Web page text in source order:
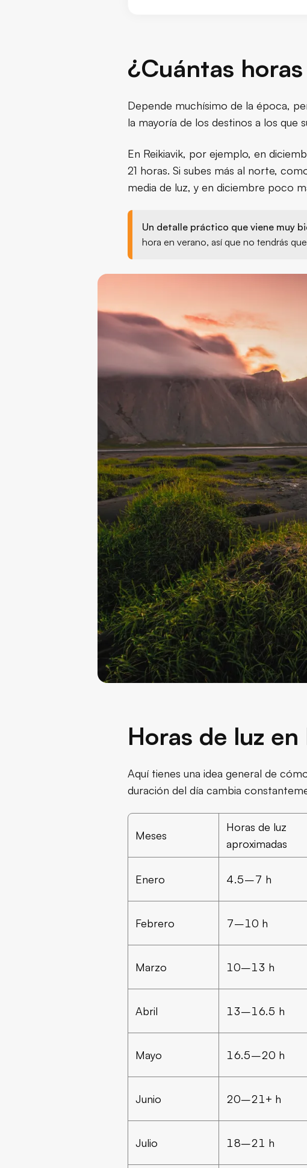
¿Cuántas
Depende muchísimo de la época,
la mayoría de los destinos a los que
En Reikiavik, por ejemplo, en
21 horas. Si subes más al norte,
media de luz, y en diciembre poco
Un detalle práctico que viene muy
hora en verano, así que no tendrás
Horas de luz
Aquí tienes una idea general de
duración del día cambia
Meses
Horas de luz
aproximadas
Enero 4.5–7 h
Febrero 7–10 h
Marzo 10–13 h
Abril 13–16.5 h
Mayo 16.5–20 h
Junio 20–21+ h
Julio 18–21 h